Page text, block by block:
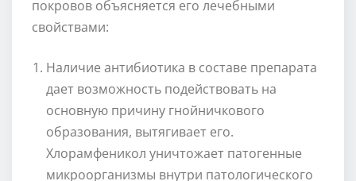
покровов объясняется его лечебными
свойствами:
Наличие антибиотика в составе препарата
дает возможность подействовать на
основную причину гнойничкового
образования, вытягивает его.
Хлорамфеникол уничтожает патогенные
микроорганизмы внутри патологического